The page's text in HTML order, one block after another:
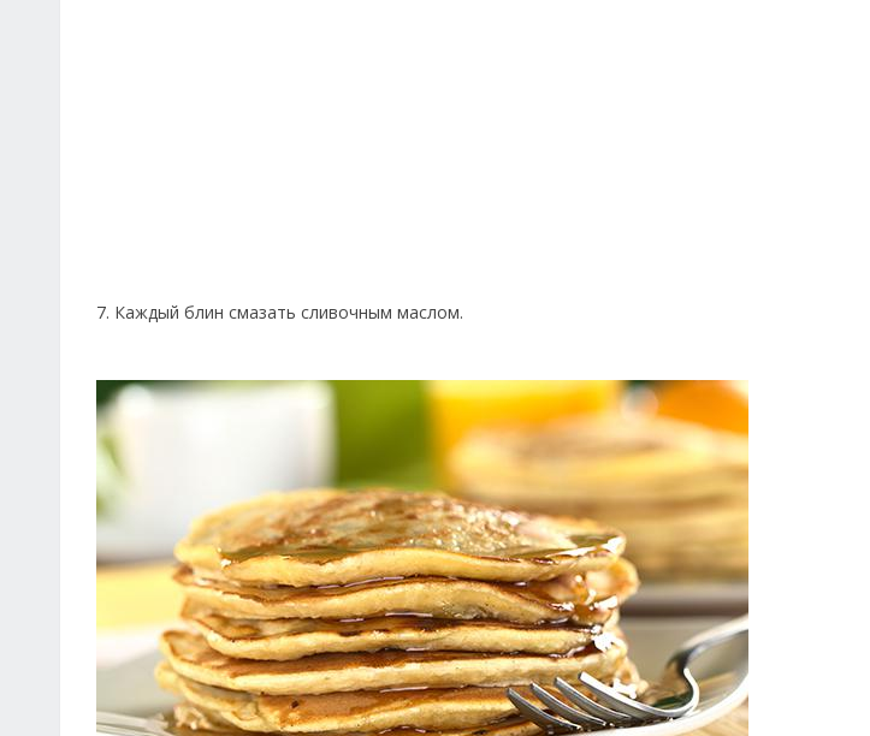
7. Каждый блин смазать сливочным маслом.